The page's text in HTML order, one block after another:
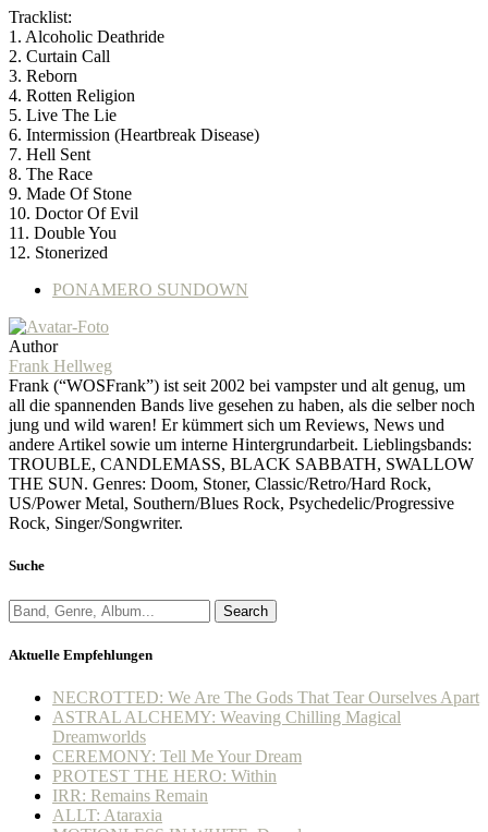
Tracklist:
1. Alcoholic Deathride
2. Curtain Call
3. Reborn
4. Rotten Religion
5. Live The Lie
6. Intermission (Heartbreak Disease)
7. Hell Sent
8. The Race
9. Made Of Stone
10. Doctor Of Evil
11. Double You
12. Stonerized
PONAMERO SUNDOWN
Author
Frank Hellweg
Frank (“WOSFrank”) ist seit 2002 bei vampster und alt genug, um
all die spannenden Bands live gesehen zu haben, als die selber noch
jung und wild waren! Er kümmert sich um Reviews, News und
andere Artikel sowie um interne Hintergrundarbeit. Lieblingsbands:
TROUBLE, CANDLEMASS, BLACK SABBATH, SWALLOW
THE SUN. Genres: Doom, Stoner, Classic/Retro/Hard Rock,
US/Power Metal, Southern/Blues Rock, Psychedelic/Progressive
Rock, Singer/Songwriter.
Suche
Search
Aktuelle Empfehlungen
NECROTTED: We Are The Gods That Tear Ourselves Apart
ASTRAL ALCHEMY: Weaving Chilling Magical
Dreamworlds
CEREMONY: Tell Me Your Dream
PROTEST THE HERO: Within
IRR: Remains Remain
ALLT: Ataraxia